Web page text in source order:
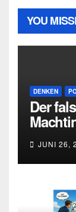
YOU
DENKEN
Der
und
JUNI 26,